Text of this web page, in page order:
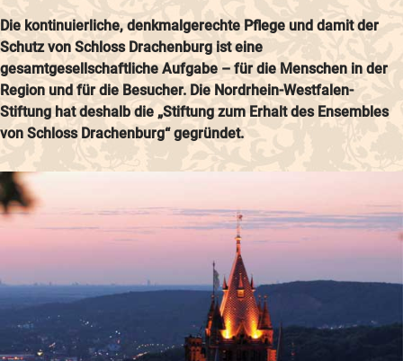
Die kontinuierliche, denkmalgerechte Pflege und damit der
Schutz von Schloss Drachenburg ist eine
gesamtgesellschaftliche Aufgabe – für die Menschen in der
Region und für die Besucher. Die Nordrhein-Westfalen-
Stiftung hat deshalb die „Stiftung zum Erhalt des Ensembles
von Schloss Drachenburg“ gegründet.